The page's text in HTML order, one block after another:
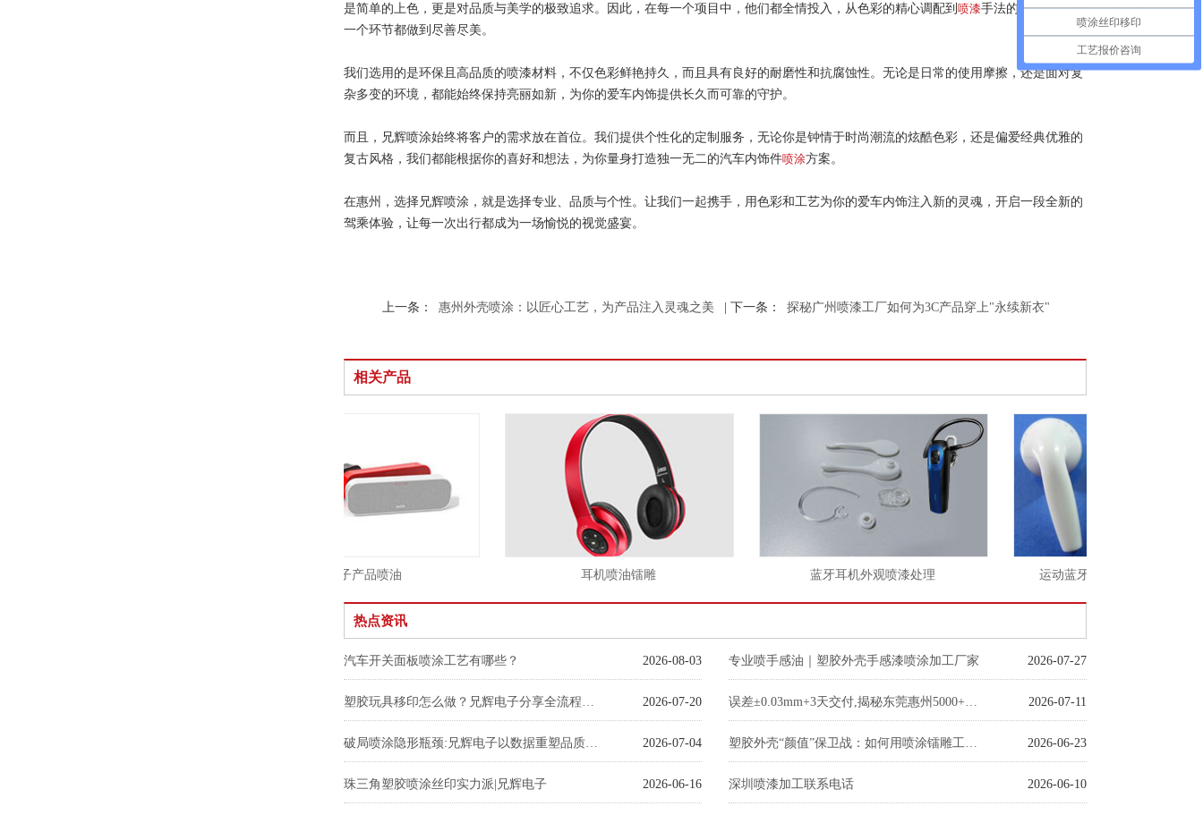
是简单的上色，更是对品质与美学的极致追求。因此，在每一个项目中，他们都全情投入，从色彩的精心调配到 喷漆手法的精准把控，每
一个环节都做到尽善尽美。
我们选用的是环保且高品质的喷漆材料，不仅色彩鲜艳持久，而且具有良好的耐磨性和抗腐蚀性。无论是日常的使用摩擦，还是面对复
杂多变的环境，都能始终保持亮丽如新，为你的爱车内饰提供长久而可靠的守护。
而且，兄辉喷涂始终将客户的需求放在首位。我们提供个性化的定制服务，无论你是钟情于时尚潮流的炫酷色彩，还是偏爱经典优雅的
复古风格，我们都能根据你的喜好和想法，为你量身打造独一无二的汽车内饰件喷涂方案。
在惠州，选择兄辉喷涂，就是选择专业、品质与个性。让我们一起携手，用色彩和工艺为你的爱车内饰注入新的灵魂，开启一段全新的
驾乘体验，让每一次出行都成为一场愉悦的视觉盛宴。
上一条： 惠州外壳喷涂：以匠心工艺，为产品注入灵魂之美 | 下一条： 探秘广州喷漆工厂如何为3C产品穿上"永续新衣"
相关产品
电子产品喷油 耳机喷油镭雕 蓝牙耳机外观喷漆处理 运动蓝牙耳机外壳外观丝印处理
热点资讯
汽车开关面板喷涂工艺有哪些？ 2026-08-03 专业喷手感油｜塑胶外壳手感漆喷涂加工厂家 2026-07-27
塑胶玩具移印怎么做？兄辉电子分享全流程加工关键注意事项 2026-07-20 误差±0.03mm+3天交付,揭秘东莞惠州5000+客户青睐的喷涂标杆厂 2026-07-11
破局喷涂隐形瓶颈:兄辉电子以数据重塑品质与交付标准 2026-07-04 塑胶外壳“颜值”保卫战：如何用喷涂镭雕工艺避开上市翻车？ 2026-06-23
珠三角塑胶喷涂丝印实力派|兄辉电子 2026-06-16 深圳喷漆加工联系电话 2026-06-10
喷涂丝印移印
工艺报价咨询